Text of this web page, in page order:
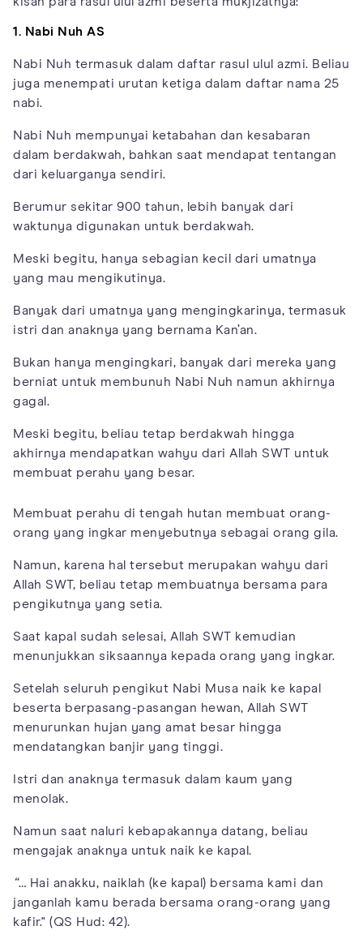
1. Nabi Nuh AS
Nabi Nuh termasuk dalam daftar rasul ulul azmi. Beliau
juga menempati urutan ketiga dalam daftar nama 25
nabi.
Nabi Nuh mempunyai ketabahan dan kesabaran
dalam berdakwah, bahkan saat mendapat tentangan
dari keluarganya sendiri.
Berumur sekitar 900 tahun, lebih banyak dari
waktunya digunakan untuk berdakwah.
Meski begitu, hanya sebagian kecil dari umatnya
yang mau mengikutinya.
Banyak dari umatnya yang mengingkarinya, termasuk
istri dan anaknya yang bernama Kan’an.
Bukan hanya mengingkari, banyak dari mereka yang
berniat untuk membunuh Nabi Nuh namun akhirnya
gagal.
Meski begitu, beliau tetap berdakwah hingga
akhirnya mendapatkan wahyu dari Allah SWT untuk
membuat perahu yang besar.
Membuat perahu di tengah hutan membuat orang-
orang yang ingkar menyebutnya sebagai orang gila.
Namun, karena hal tersebut merupakan wahyu dari
Allah SWT, beliau tetap membuatnya bersama para
pengikutnya yang setia.
Saat kapal sudah selesai, Allah SWT kemudian
menunjukkan siksaannya kepada orang yang ingkar.
Setelah seluruh pengikut Nabi Musa naik ke kapal
beserta berpasang-pasangan hewan, Allah SWT
menurunkan hujan yang amat besar hingga
mendatangkan banjir yang tinggi.
Istri dan anaknya termasuk dalam kaum yang
menolak.
Namun saat naluri kebapakannya datang, beliau
mengajak anaknya untuk naik ke kapal.
“… Hai anakku, naiklah (ke kapal) bersama kami dan
janganlah kamu berada bersama orang-orang yang
kafir." (QS Hud: 42).